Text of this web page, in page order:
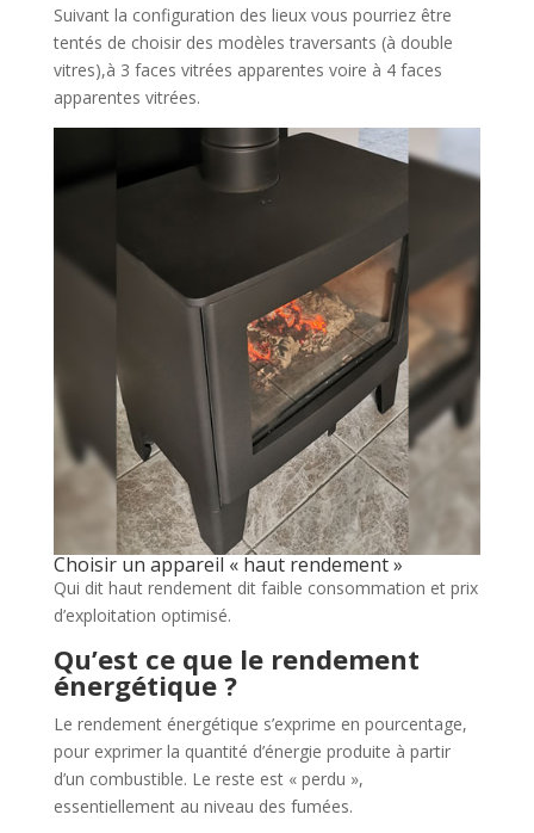
Suivant la configuration des lieux vous pourriez être
tentés de choisir des modèles traversants (à double
vitres),à 3 faces vitrées apparentes voire à 4 faces
apparentes vitrées.
Choisir un appareil « haut rendement »
Qui dit haut rendement dit faible consommation et prix
d’exploitation optimisé.
Qu’est ce que le rendement
énergétique ?
Le rendement énergétique s’exprime en pourcentage,
pour exprimer la quantité d’énergie produite à partir
d’un combustible. Le reste est « perdu »,
essentiellement au niveau des fumées.